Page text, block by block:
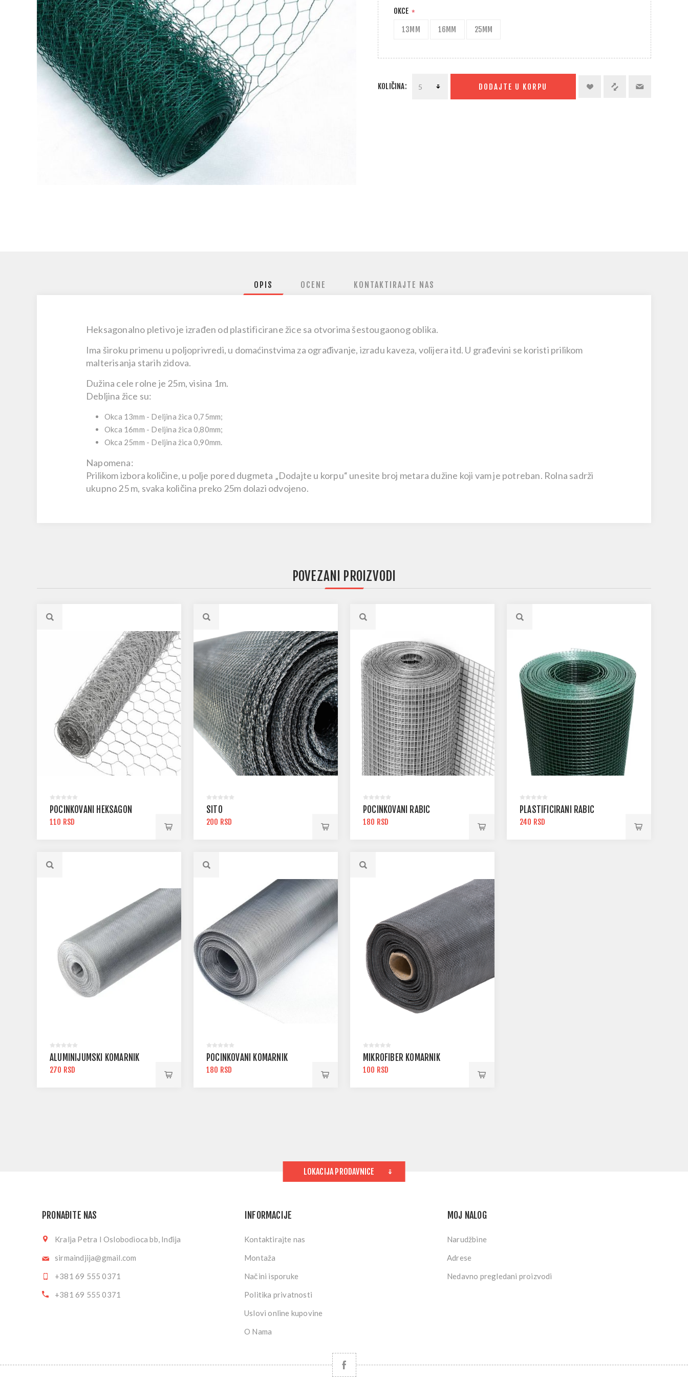
OKCE *
13MM 16MM 25MM
KOLIČINA: DODAJTE U KORPU
OPIS OCENE KONTAKTIRAJTE NAS
Heksagonalno pletivo je izrađen od plastificirane žice sa otvorima šestougaonog oblika.
Ima široku primenu u poljoprivredi, u domaćinstvima za ograđivanje, izradu kaveza, volijera itd. U građevini se koristi prilikom
malterisanja starih zidova.
Dužina cele rolne je 25m, visina 1m.
Debljina žice su:
Okca 13mm - Deljina žica 0,75mm;
Okca 16mm - Deljina žica 0,80mm;
Okca 25mm - Deljina žica 0,90mm.
Napomena:
Prilikom izbora količine, u polje pored dugmeta „Dodajte u korpu“ unesite broj metara dužine koji vam je potreban. Rolna sadrži
ukupno25 m, svaka količina preko 25m dolazi odvojeno.
POVEZANI PROIZVODI
POCINKOVANI HEKSAGON
110 RSD
SITO
200 RSD
POCINKOVANI RABIC
180 RSD
PLASTIFICIRANI RABIC
240 RSD
ALUMINIJUMSKI KOMARNIK
270 RSD
POCINKOVANI KOMARNIK
180 RSD
MIKROFIBER KOMARNIK
100 RSD
LOKACIJA PRODAVNICE
PRONAĐITE NAS
Kralja Petra I Oslobodioca bb, Inđija
sirmaindjija@gmail.com
+381 69 555 0371
+381 69 555 0371
INFORMACIJE
Kontaktirajte nas
Montaža
Načini isporuke
Politika privatnosti
Uslovi online kupovine
O Nama
MOJ NALOG
Narudžbine
Adrese
Nedavno pregledani proizvodi